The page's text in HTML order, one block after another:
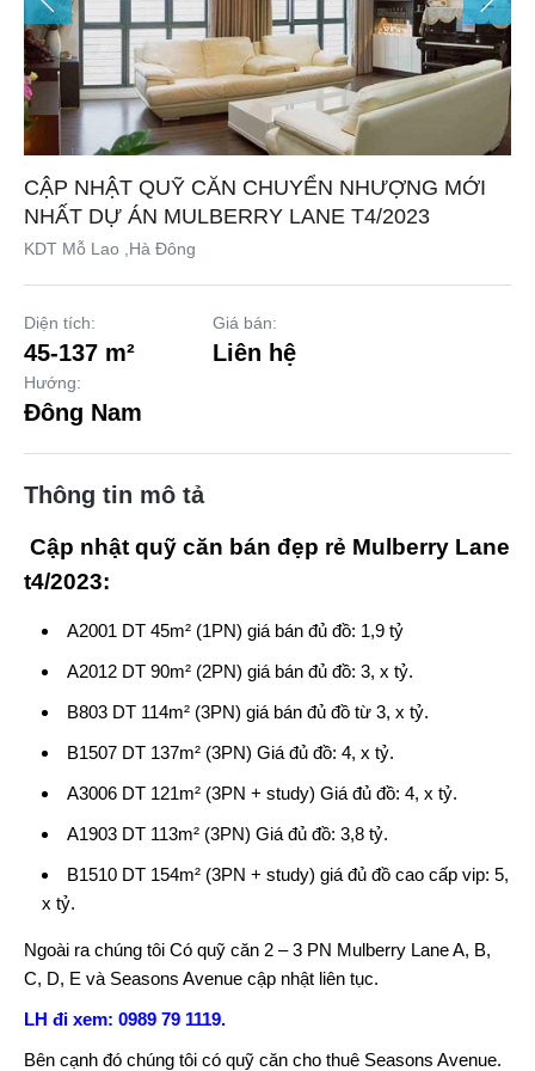
CẬP NHẬT QUỸ CĂN CHUYỂN NHƯỢNG MỚI
NHẤT DỰ ÁN MULBERRY LANE T4/2023
KDT Mỗ Lao ,Hà Đông
Diện tích:
45-137 m²
Giá bán:
Liên hệ
Hướng:
Đông Nam
Thông tin mô tả
Cập nhật quỹ căn bán đẹp rẻ Mulberry Lane
t4/2023:
A2001 DT 45m² (1PN) giá bán đủ đồ: 1,9 tỷ
A2012 DT 90m² (2PN) giá bán đủ đồ: 3, x tỷ.
B803 DT 114m² (3PN) giá bán đủ đồ từ 3, x tỷ.
B1507 DT 137m² (3PN) Giá đủ đồ: 4, x tỷ.
A3006 DT 121m² (3PN + study) Giá đủ đồ: 4, x tỷ.
A1903 DT 113m² (3PN) Giá đủ đồ: 3,8 tỷ.
B1510 DT 154m² (3PN + study) giá đủ đồ cao cấp vip: 5,
x tỷ.
Ngoài ra chúng tôi Có quỹ căn 2 – 3 PN Mulberry Lane A, B,
C, D, E và Seasons Avenue cập nhật liên tục.
LH đi xem: 0989 79 1119.
Bên cạnh đó chúng tôi có quỹ căn cho thuê Seasons Avenue.